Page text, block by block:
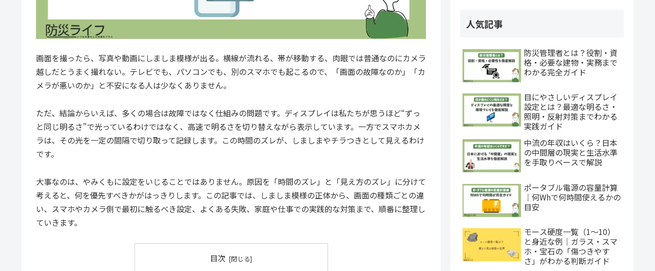
画面を撮ったら、写真や動画にしましま模様が出る。横線が流れる、帯が移動する、肉眼では普通なのにカメラ
越しだとうまく撮れない。テレビでも、パソコンでも、別のスマホでも起こるので、「画面の故障なのか」「カ
メラが悪いのか」と不安になる人は少なくありません。
ただ、結論からいえば、多くの場合は故障ではなく仕組みの問題です。ディスプレイは私たちが思うほど“ずっ
と同じ明るさ”で光っているわけではなく、高速で明るさを切り替えながら表示しています。一方でスマホカメ
ラは、その光を一定の間隔で切り取って記録します。この時間のズレが、しましまやチラつきとして見えるわけ
です。
大事なのは、やみくもに設定をいじることではありません。原因を「時間のズレ」と「見え方のズレ」に分けて
考えると、何を優先すべきかがはっきりします。この記事では、しましま模様の正体から、画面の種類ごとの違
い、スマホやカメラ側で最初に触るべき設定、よくある失敗、家庭や仕事での実践的な対策まで、順番に整理し
ていきます。
目次
人気記事
防災管理者とは？役割・資
格・必要な建物・実務まで
わかる完全ガイド
目にやさしいディスプレイ
設定とは？最適な明るさ・
照明・反射対策までわかる
実践ガイド
中流の年収はいくら？日本
の中間層の現実と生活水準
を手取りベースで解説
ポータブル電源の容量計算
｜何Whで何時間使えるかの
目安
モース硬度一覧（1〜10）
と身近な例｜ガラス・スマ
ホ・宝石の「傷つきやす
さ」がわかる判断ガイド